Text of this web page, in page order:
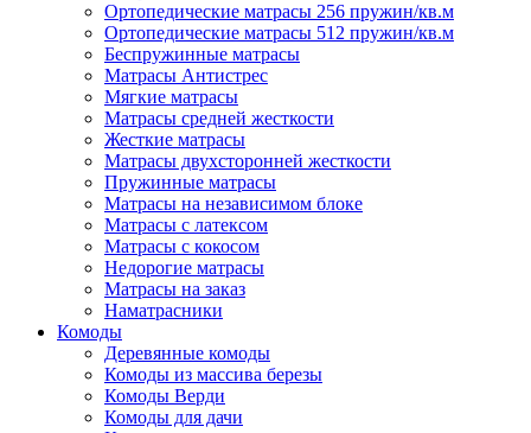
Ортопедические матрасы 256 пружин/кв.м
Ортопедические матрасы 512 пружин/кв.м
Беспружинные матрасы
Матрасы Антистрес
Мягкие матрасы
Матрасы средней жесткости
Жесткие матрасы
Матрасы двухсторонней жесткости
Пружинные матрасы
Матрасы на независимом блоке
Матрасы с латексом
Матрасы с кокосом
Недорогие матрасы
Матрасы на заказ
Наматрасники
Комоды
Деревянные комоды
Комоды из массива березы
Комоды Верди
Комоды для дачи